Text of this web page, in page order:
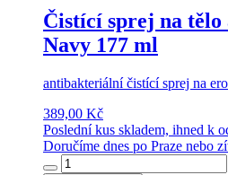
Čistící sprej na tělo
Navy 177 ml
antibakteriální čistící sprej na
389,00 Kč
Poslední kus skladem, ihned k
Doručíme dnes po Praze nebo